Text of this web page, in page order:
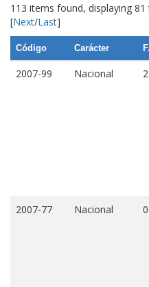
113 items found, displaying 81
[Next/Last]
Código Carácter
2007-99 Nacional
2007-77 Nacional